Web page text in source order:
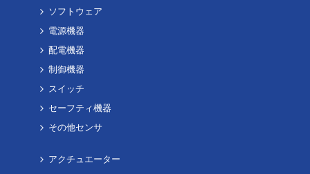
ソフトウェア
電源機器
配電機器
制御機器
スイッチ
セーフティ機器
その他センサ
アクチュエーター